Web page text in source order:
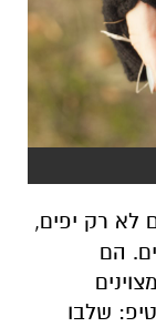
לא רק יפים,
הם
שלבו